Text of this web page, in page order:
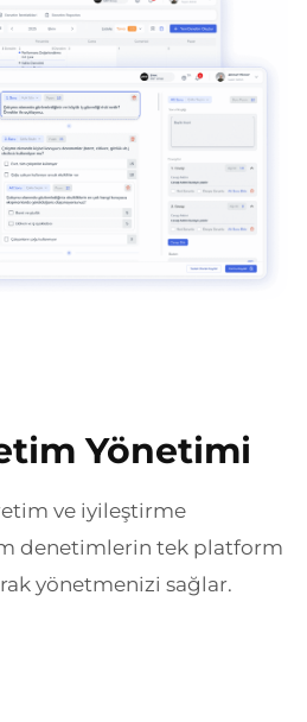
Yönetimi
ve iyileştirme
denetimlerin tek platform
yönetmenizi sağlar.